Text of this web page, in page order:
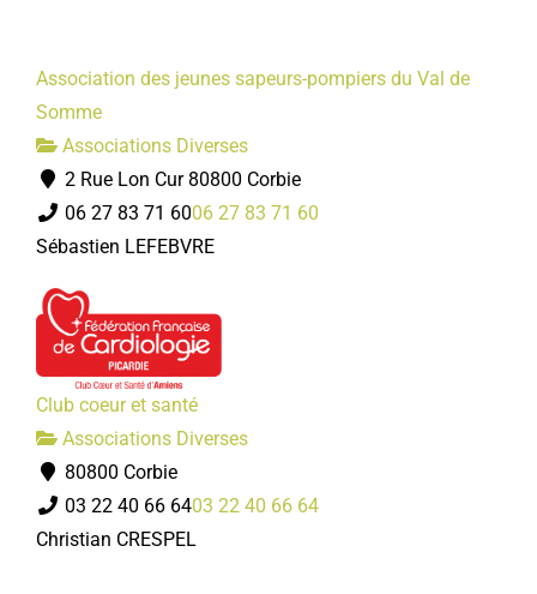
Association des jeunes sapeurs-pompiers du Val de
Somme
Associations Diverses
2 Rue Lon Cur 80800 Corbie
06 27 83 71 6006 27 83 71 60
Sébastien LEFEBVRE
Club coeur et santé
Associations Diverses
80800 Corbie
03 22 40 66 6403 22 40 66 64
Christian CRESPEL